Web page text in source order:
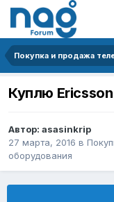
Куплю Ericsson
Автор: asasinkrip
27 марта, 2016 в
оборудования